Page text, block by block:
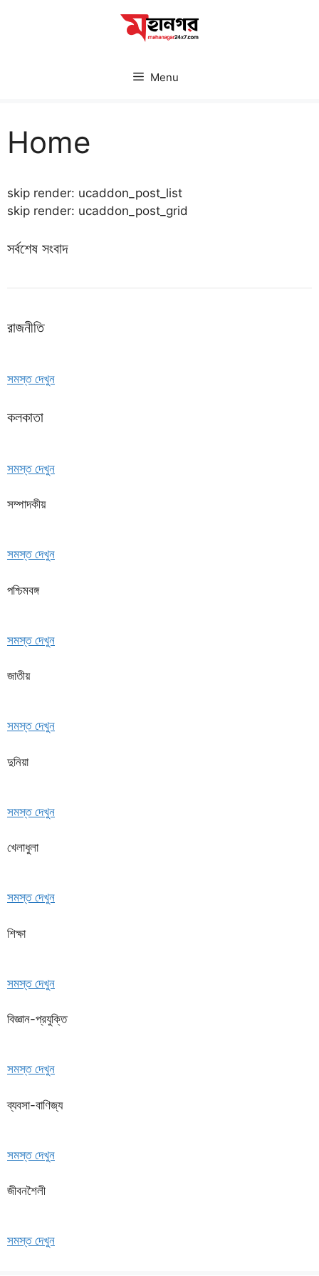
Menu
Home
skip render: ucaddon_post_list
skip render: ucaddon_post_grid
সর্বশেষ সংবাদ
রাজনীতি
সমস্ত দেখুন
কলকাতা
সমস্ত দেখুন
সম্পাদকীয়
সমস্ত দেখুন
পশ্চিমবঙ্গ
সমস্ত দেখুন
জাতীয়
সমস্ত দেখুন
দুনিয়া
সমস্ত দেখুন
খেলাধুলা
সমস্ত দেখুন
শিক্ষা
সমস্ত দেখুন
বিজ্ঞান-প্রযুক্তি
সমস্ত দেখুন
ব্যবসা-বাণিজ্য
সমস্ত দেখুন
জীবনশৈলী
সমস্ত দেখুন